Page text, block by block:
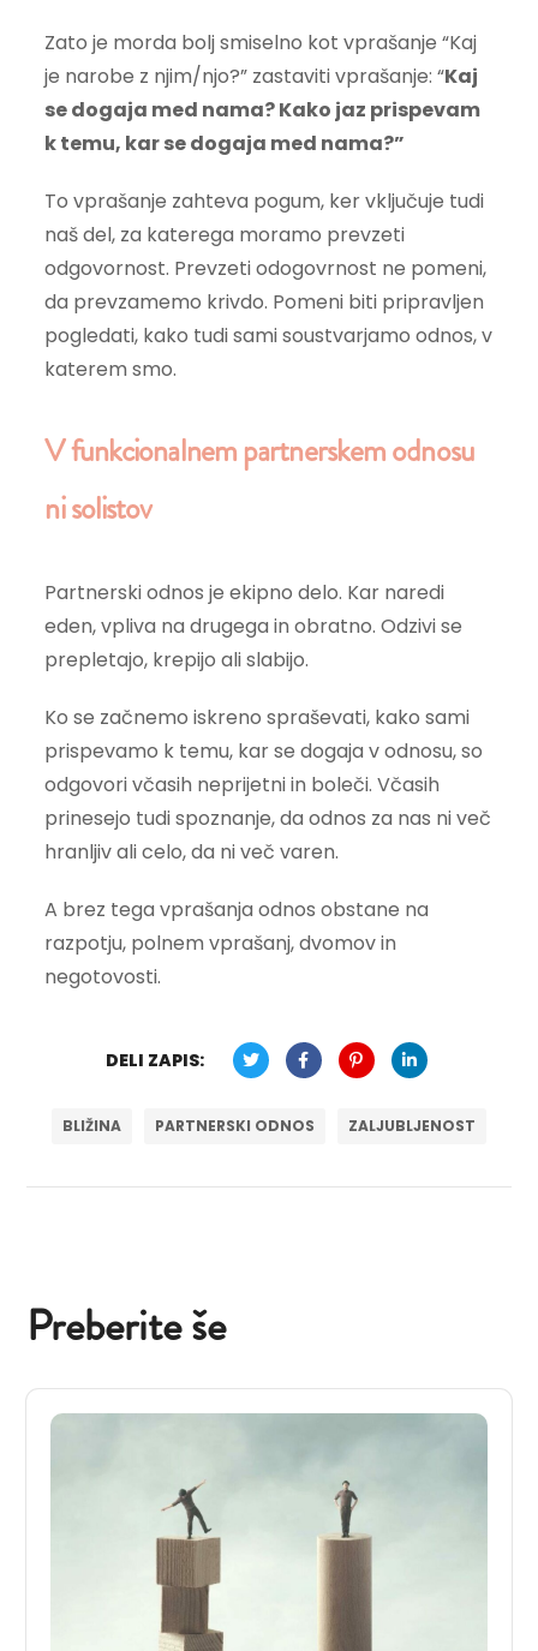
Zato je morda bolj smiselno kot vprašanje “Kaj
je narobe z njim/njo?” zastaviti vprašanje: “Kaj
se dogaja med nama? Kako jaz prispevam
k temu, kar se dogaja med nama?”
To vprašanje zahteva pogum, ker vključuje tudi
naš del, za katerega moramo prevzeti
odgovornost. Prevzeti odogovrnost ne pomeni,
da prevzamemo krivdo. Pomeni biti pripravljen
pogledati, kako tudi sami soustvarjamo odnos, v
katerem smo.
V funkcionalnem partnerskem odnosu
ni solistov
Partnerski odnos je ekipno delo. Kar naredi
eden, vpliva na drugega in obratno. Odzivi se
prepletajo, krepijo ali slabijo.
Ko se začnemo iskreno spraševati, kako sami
prispevamo k temu, kar se dogaja v odnosu, so
odgovori včasih neprijetni in boleči. Včasih
prinesejo tudi spoznanje, da odnos za nas ni več
hranljiv ali celo, da ni več varen.
A brez tega vprašanja odnos obstane na
razpotju, polnem vprašanj, dvomov in
negotovosti.
DELI ZAPIS:
BLIŽINA PARTNERSKI ODNOS ZALJUBLJENOST
Preberite še